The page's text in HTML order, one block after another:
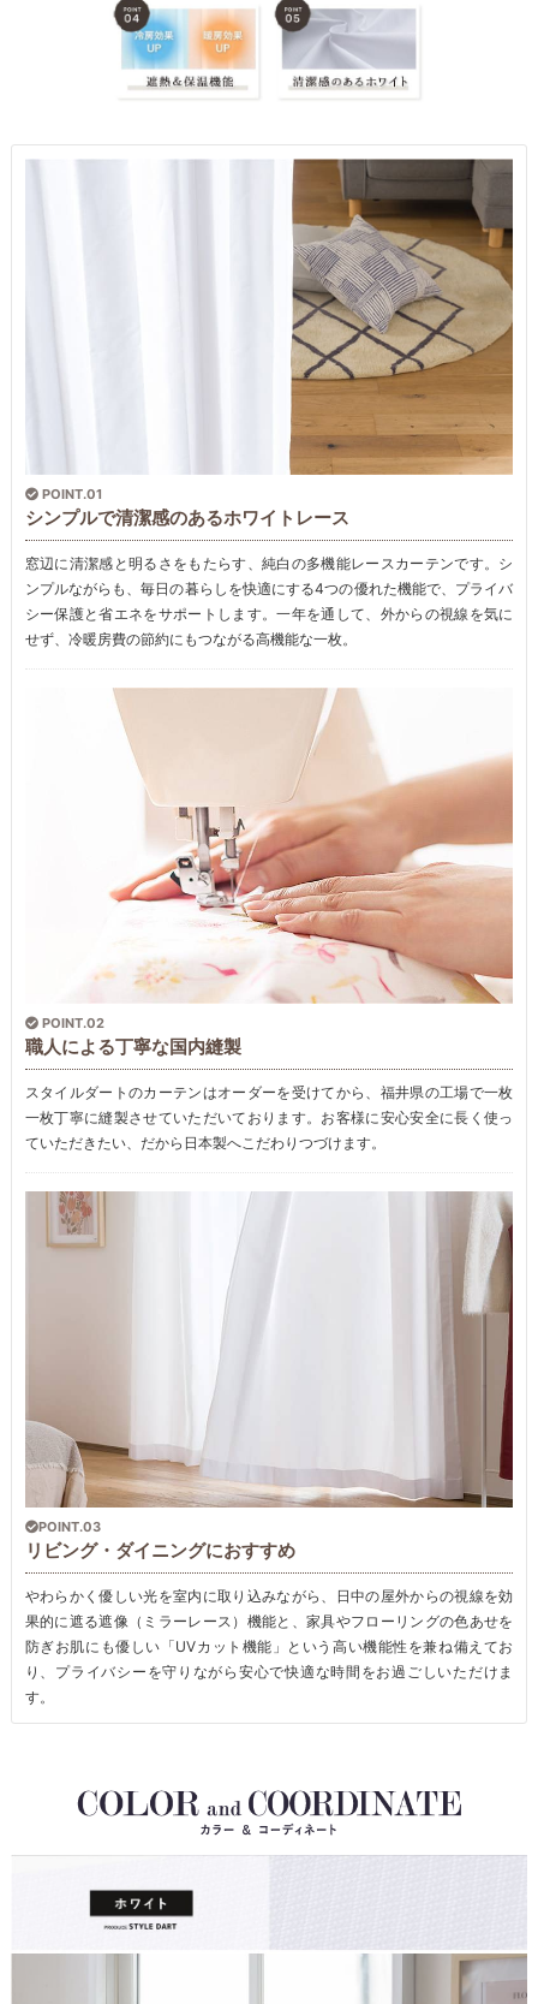
POINT.01
シンプルで清潔感のあるホワイトレース
窓辺に清潔感と明るさをもたらす、純白の多機能レースカーテンです。シ
ンプルながらも、毎日の暮らしを快適にする4つの優れた機能で、プライバ
シー保護と省エネをサポートします。一年を通して、外からの視線を気に
せず、冷暖房費の節約にもつながる高機能な一枚。
POINT.02
職人による丁寧な国内縫製
スタイルダートのカーテンはオーダーを受けてから、福井県の工場で一枚
一枚丁寧に縫製させていただいております。お客様に安心安全に長く使っ
ていただきたい、だから日本製へこだわりつづけます。
POINT.03
リビング・ダイニングにおすすめ
やわらかく優しい光を室内に取り込みながら、日中の屋外からの視線を効
果的に遮る遮像（ミラーレース）機能と、家具やフローリングの色あせを
防ぎお肌にも優しい「UVカット機能」という高い機能性を兼ね備えてお
り、プライバシーを守りながら安心で快適な時間をお過ごしいただけま
す。